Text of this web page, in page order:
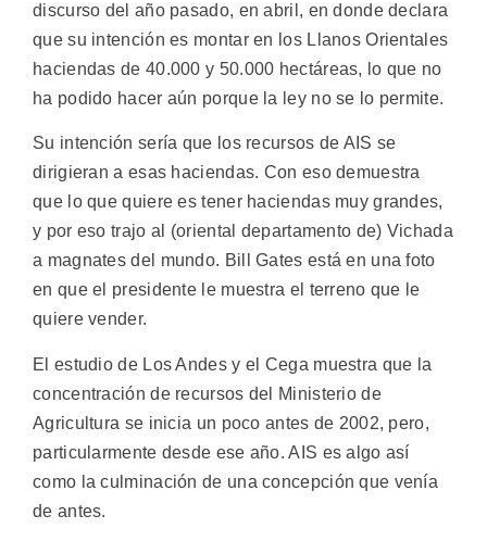
discurso del año pasado, en abril, en donde declara
que su intención es montar en los Llanos Orientales
haciendas de 40.000 y 50.000 hectáreas, lo que no
ha podido hacer aún porque la ley no se lo permite.
Su intención sería que los recursos de AIS se
dirigieran a esas haciendas. Con eso demuestra
que lo que quiere es tener haciendas muy grandes,
y por eso trajo al (oriental departamento de) Vichada
a magnates del mundo. Bill Gates está en una foto
en que el presidente le muestra el terreno que le
quiere vender.
El estudio de Los Andes y el Cega muestra que la
concentración de recursos del Ministerio de
Agricultura se inicia un poco antes de 2002, pero,
particularmente desde ese año. AIS es algo así
como la culminación de una concepción que venía
de antes.